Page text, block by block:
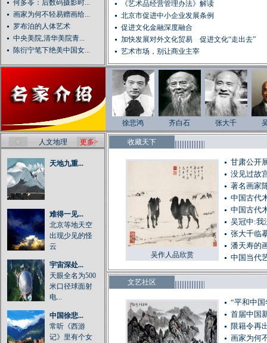
何多苓：后数码摄影时...
画家为何不轻易赠画给...
罗布泊的人体艺术
中央美院,清华美院青...
陈衍宁笔下绝美中国女...
《艺术品经营管理办法》解读
北京市促进中小企业发展条例
促进文化金融深度融合
加快发展对外文化贸易 促进文化“走出去”
艺术市场，别让商业主宰
徐悲鸿 齐白石 张大千
人文地理 更多>
天地九重...
难得一见...
北京等地天空
出现少见的怪
云
宇宙深处...
天眼全名为500
米口径球面射
电...
中国徐悲...
常听《西游
记》里有个女
收藏天下
吴作人品欣赏
甘肃公开
没见过故
著名画家
中国古代
中国古代
吴冠中:我
张大千临
潘天寿的
中国当代
文艺社区
“平和中
首届中国
限籍令再
画家为何